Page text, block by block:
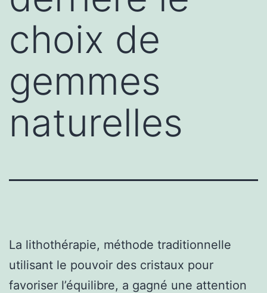
choix de
gemmes
naturelles
La lithothérapie, méthode traditionnelle
utilisant le pouvoir des cristaux pour
favoriser l’équilibre, a gagné une attention